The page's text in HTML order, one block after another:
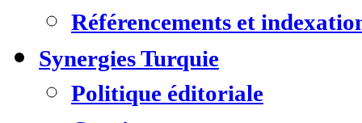
Référencements et
Synergies Turquie
Politique éditoriale